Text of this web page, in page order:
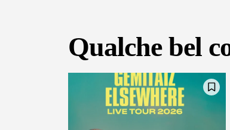
Qualche bel